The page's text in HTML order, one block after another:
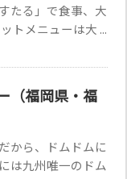
たる」で食事、大
トメニューは大 ...
（福岡県・福
から、ドムドムに
は九州唯一のドム